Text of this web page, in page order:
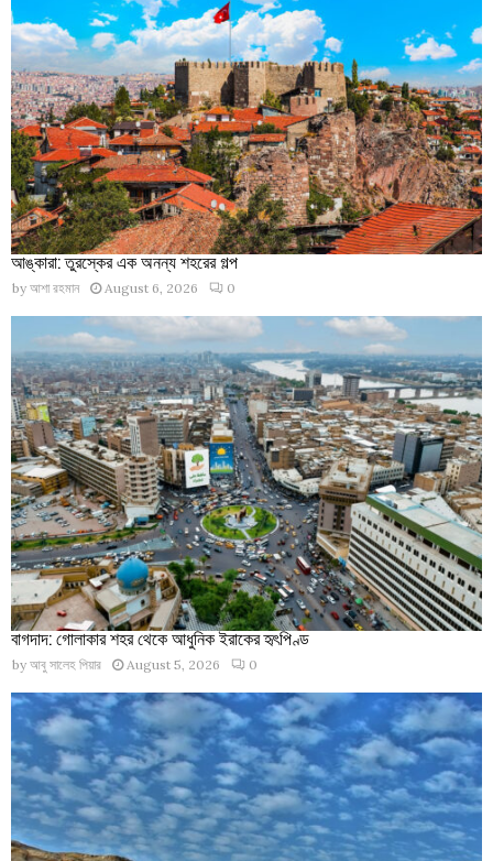
আঙ্কারা: তুরস্কের এক অনন্য শহরের গল্প
by আশা রহমান August 6, 2026 0
বাগদাদ: গোলাকার শহর থেকে আধুনিক ইরাকের হৃৎপিণ্ড
by আবু সালেহ পিয়ার August 5, 2026 0